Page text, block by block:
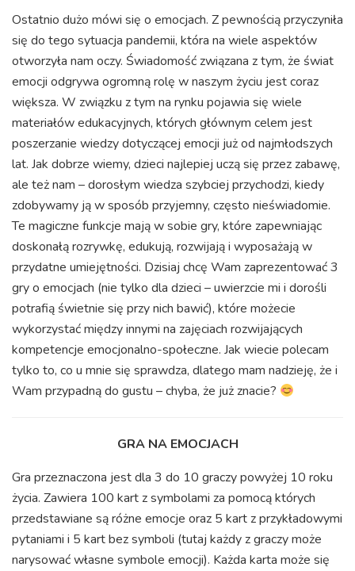
Ostatnio dużo mówi się o emocjach. Z pewnością przyczyniła
się do tego sytuacja pandemii, która na wiele aspektów
otworzyła nam oczy. Świadomość związana z tym, że świat
emocji odgrywa ogromną rolę w naszym życiu jest coraz
większa. W związku z tym na rynku pojawia się wiele
materiałów edukacyjnych, których głównym celem jest
poszerzanie wiedzy dotyczącej emocji już od najmłodszych
lat. Jak dobrze wiemy, dzieci najlepiej uczą się przez zabawę,
ale też nam – dorosłym wiedza szybciej przychodzi, kiedy
zdobywamy ją w sposób przyjemny, często nieświadomie.
Te magiczne funkcje mają w sobie gry, które zapewniając
doskonałą rozrywkę, edukują, rozwijają i wyposażają w
przydatne umiejętności. Dzisiaj chcę Wam zaprezentować 3
gry o emocjach (nie tylko dla dzieci – uwierzcie mi i dorośli
potrafią świetnie się przy nich bawić), które możecie
wykorzystać między innymi na zajęciach rozwijających
kompetencje emocjonalno-społeczne. Jak wiecie polecam
tylko to, co u mnie się sprawdza, dlatego mam nadzieję, że i
Wam przypadną do gustu – chyba, że już znacie?
GRA NA EMOCJACH
Gra przeznaczona jest dla 3 do 10 graczy powyżej 10 roku
życia. Zawiera 100 kart z symbolami za pomocą których
przedstawiane są różne emocje oraz 5 kart z przykładowymi
pytaniami i 5 kart bez symboli (tutaj każdy z graczy może
narysować własne symbole emocji). Każda karta może się